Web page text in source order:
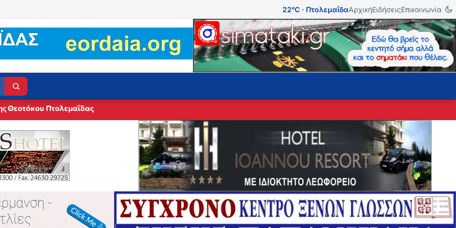
22°C · ΠτολεμαΐδαΑρχικήΕιδήσειςΕπικοινωνία
Θεοτόκου Πτολεμαΐδας